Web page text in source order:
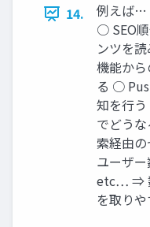
14.
例えば…
○ SEO
ンツを
機能か
る ○
知を行
でどう
索経由
ユーザ
etc… ⇒
を取り